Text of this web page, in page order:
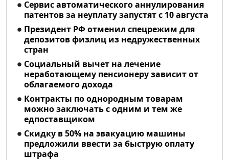
Сервис автоматического аннулирования
патентов за неуплату запустят с 10 августа
Президент РФ отменил спецрежим для
депозитов физлиц из недружественных
стран
Социальный вычет на лечение
неработающему пенсионеру зависит от
облагаемого дохода
Контракты по однородным товарам
можно заключать с одним и тем же
едпоставщиком
Скидку в 50% на эвакуацию машины
предложили ввести за быструю оплату
штрафа